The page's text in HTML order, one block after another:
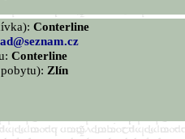
Conterline
Conterline
Zlín